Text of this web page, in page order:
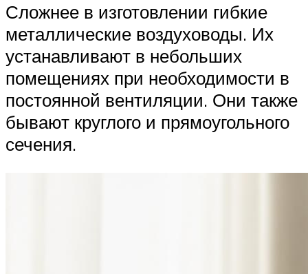
Сложнее в изготовлении гибкие
металлические воздуховоды. Их
устанавливают в небольших
помещениях при необходимости в
постоянной вентиляции. Они также
бывают круглого и прямоугольного
сечения.